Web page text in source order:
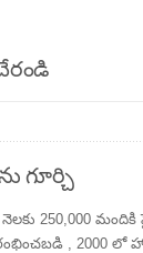
గూర్చి
250,000
, 2000 లో